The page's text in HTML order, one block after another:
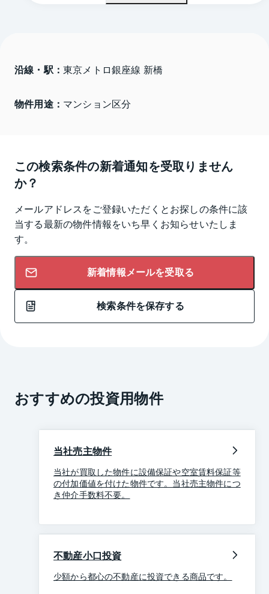
沿線・駅： 東京メトロ銀座線 新橋
物件用途： マンション区分
この検索条件の新着通知を受取りません
か？
メールアドレスをご登録いただくとお探しの条件に該
当する最新の物件情報をいち早くお知らせいたしま
す。
新着情報メールを受取る
検索条件を保存する
おすすめの投資用物件
当社売主物件
当社が買取した物件に設備保証や空室賃料保証等
の付加価値を付けた物件です。当社売主物件につ
き仲介手数料不要。
不動産小口投資
少額から都心の不動産に投資できる商品です。